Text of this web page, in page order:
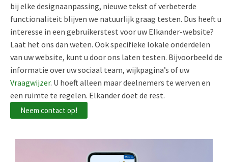
bij elke designaanpassing, nieuwe tekst of verbeterde
functionaliteit blijven we natuurlijkgraag testen. Dus heeft u
interesse in een gebruikerstest voor uw Elkander-website?
Laat het ons dan weten. Ook specifieke lokale onderdelen
van uw website, kunt u door ons laten testen. Bijvoorbeeld de
informatie over uw sociaal team, wijkpagina’s of uw
Vraagwijzer. U hoeft alleen maar deelnemers te werven en
een ruimte te regelen. Elkander doet de rest.
Neem contact op!